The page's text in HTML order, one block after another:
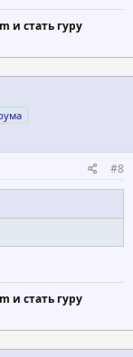
и стать гуру
#8
и стать гуру